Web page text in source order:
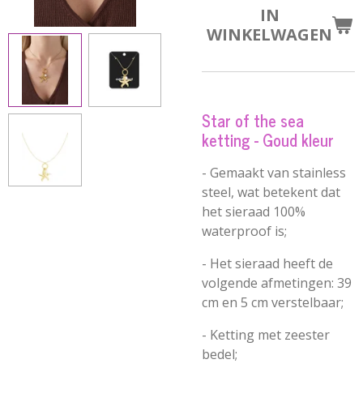
IN
WINKELWAGEN
Star of the sea
ketting - Goud kleur
- Gemaakt van stainless
steel, wat betekent dat
het sieraad 100%
waterproof is;
- Het sieraad heeft de
volgende afmetingen: 39
cm en 5 cm verstelbaar;
- Ketting met zeester
bedel;